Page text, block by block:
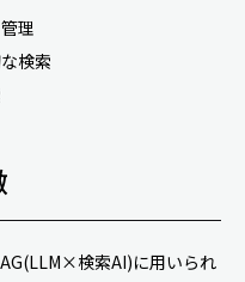
理
検索
検索AI)に用いられ